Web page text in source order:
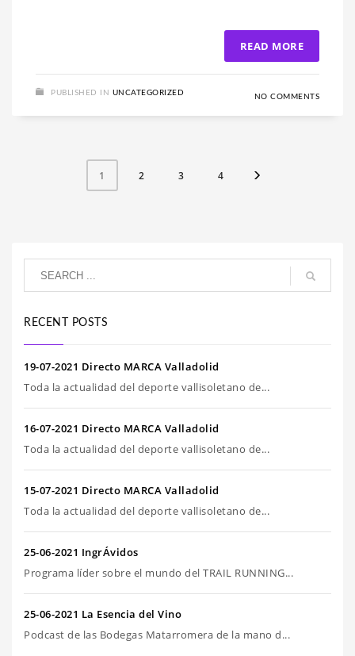
READ MORE
PUBLISHED IN UNCATEGORIZED NO COMMENTS
1 2 3 4
RECENT POSTS
19-07-2021 Directo MARCA Valladolid
Toda la actualidad del deporte vallisoletano de...
16-07-2021 Directo MARCA Valladolid
Toda la actualidad del deporte vallisoletano de...
15-07-2021 Directo MARCA Valladolid
Toda la actualidad del deporte vallisoletano de...
25-06-2021 IngrÁvidos
Programa líder sobre el mundo del TRAIL RUNNING...
25-06-2021 La Esencia del Vino
Podcast de las Bodegas Matarromera de la mano d...